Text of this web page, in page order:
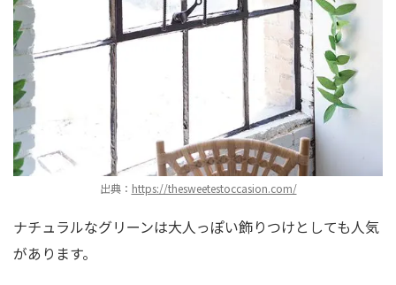
出典： https://thesweetestoccasion.com/
ナチュラルなグリーンは大人っぽい飾りつけとしても人気
があります。